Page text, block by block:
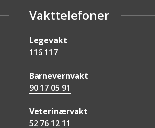
Vakttelefoner
Legevakt
116 117
Barnevernvakt
90 17 05 91
Veterinærvakt
52 76 12 11